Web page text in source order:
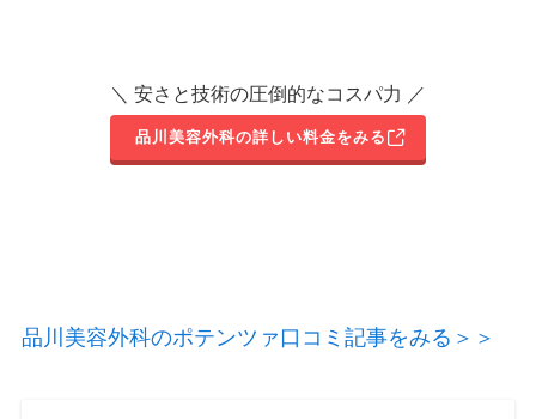
＼ 安さと技術の圧倒的なコスパ力 ／
品川美容外科の詳しい料金をみる
品川美容外科のポテンツァ口コミ記事をみる＞＞